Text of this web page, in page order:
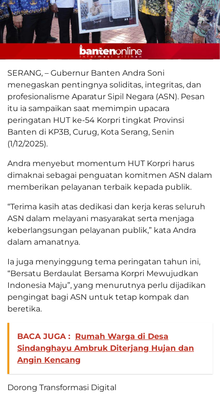
SERANG, – Gubernur Banten Andra Soni
menegaskan pentingnya soliditas, integritas, dan
profesionalisme Aparatur Sipil Negara (ASN). Pesan
itu ia sampaikan saat memimpin upacara
peringatan HUT ke-54 Korpri tingkat Provinsi
Banten di KP3B, Curug, Kota Serang, Senin
(1/12/2025).
Andra menyebut momentum HUT Korpri harus
dimaknai sebagai penguatan komitmen ASN dalam
memberikan pelayanan terbaik kepada publik.
“Terima kasih atas dedikasi dan kerja keras seluruh
ASN dalam melayani masyarakat serta menjaga
keberlangsungan pelayanan publik,” kata Andra
dalam amanatnya.
Ia juga menyinggung tema peringatan tahun ini,
“Bersatu Berdaulat Bersama Korpri Mewujudkan
Indonesia Maju”, yang menurutnya perlu dijadikan
pengingat bagi ASN untuk tetap kompak dan
beretika.
BACA JUGA : Rumah Warga di Desa
Sindanghayu Ambruk Diterjang Hujan dan
Angin Kencang
Dorong Transformasi Digital